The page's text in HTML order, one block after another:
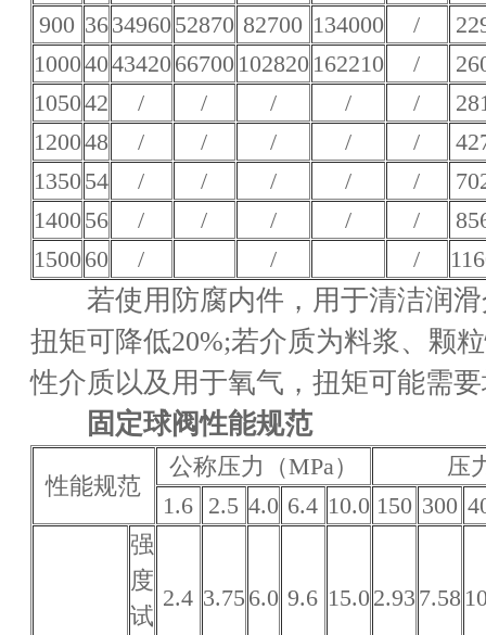
900 3634960 52870 82700 134000 /
10004043420 66700 102820 162210 /
105042 / / / / /
120048 / / / / /
1350 54 / / / / /
1400 56 / / / / /
1500 60 / / /
若使用防腐内件，用于清洁润滑
扭矩可降低20%;若介质为料浆、颗
性介质以及用于氧气，扭矩可能需
固定球阀性能规范
性能规范
公称压力（MPa）
压
1.6 2.5 4.0 6.4 10.0 150 300
强
度
试
2.4 3.75 6.0 9.6 15.0 2.93 7.58